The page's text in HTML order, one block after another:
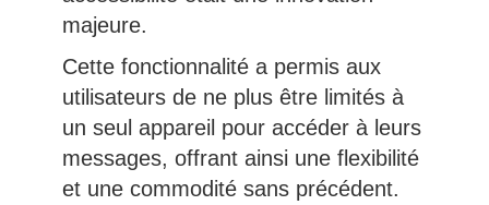
majeure.
Cette fonctionnalité a permis aux
utilisateurs de ne plus être limités à
un seul appareil pour accéder à leurs
messages, offrant ainsi une flexibilité
et une commodité sans précédent.